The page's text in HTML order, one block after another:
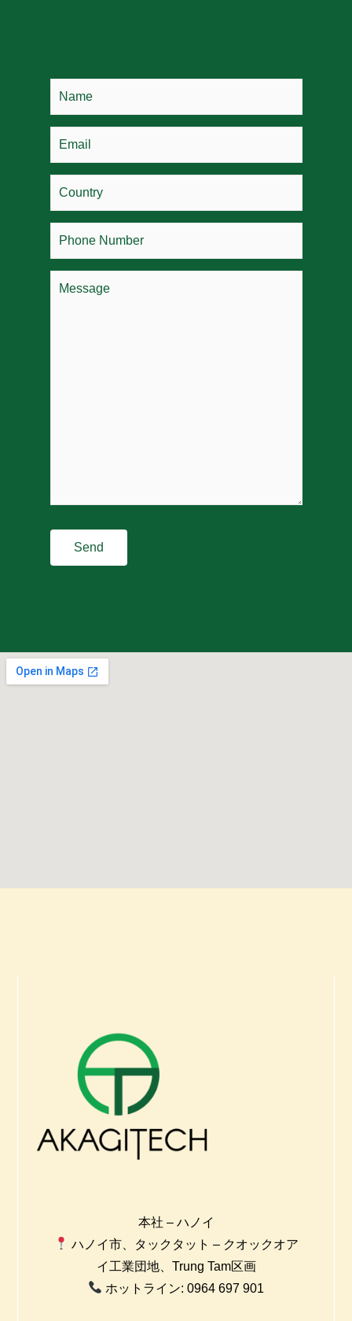
本社 – ハノイ
ハノイ市、タックタット – クオックオア
イ工業団地、Trung Tam区画
ホットライン: 0964 697 901